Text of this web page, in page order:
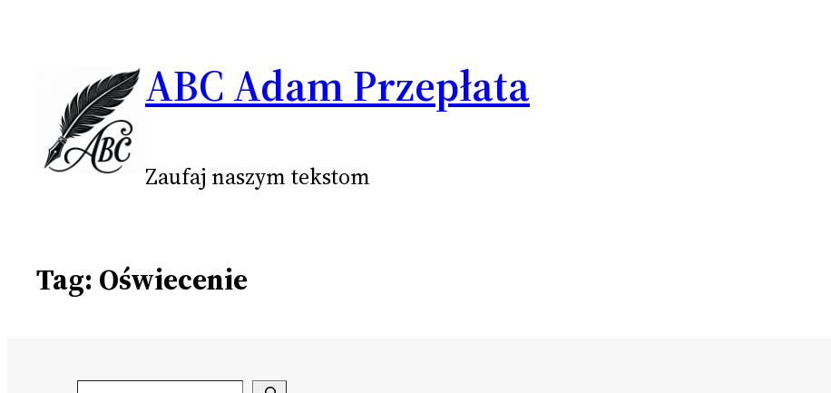
ABC Adam Przepłata
Zaufaj naszym tekstom
Tag: Oświecenie